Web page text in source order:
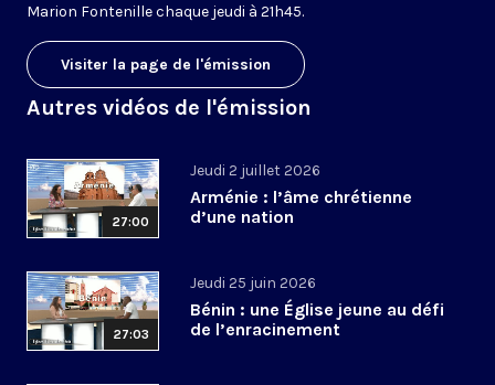
Marion Fontenille chaque jeudi à 21h45.
Visiter la page de l'émission
Autres vidéos de l'émission
27:00
Jeudi 2 juillet 2026
Arménie : l’âme chrétienne
d’une nation
27:03
Jeudi 25 juin 2026
Bénin : une Église jeune au défi
de l’enracinement